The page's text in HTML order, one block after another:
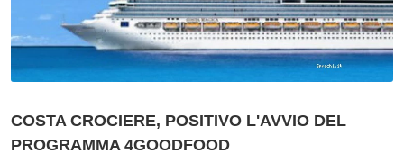
COSTA CROCIERE, POSITIVO L'AVVIO DEL
PROGRAMMA 4GOODFOOD